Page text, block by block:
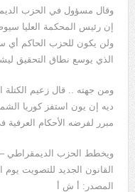
وقال مسؤول في الحزب
إن رئيس المحكمة العليا
ولن يكون للحزب الحاكم أي
الذي يوسع نطاق التحقيق
ومن جهته .. قال زعيم الكتلة
ديه إن يون استفز كوريا
مبرر لفرضه الأحكام
ويخطط الحزب الديمقراطي –
القانون الجديد للتصويت يوم
المصدر: أ ش أ